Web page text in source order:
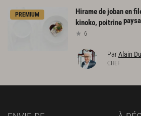
PREMIUM
Hirame de joban en
kinoko, poitrine
6
ParAlain
CHEF